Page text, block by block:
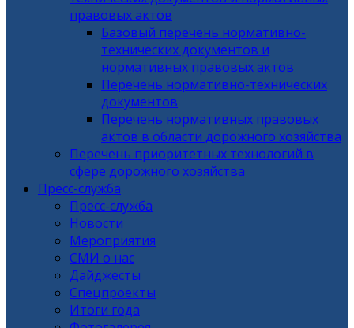
правовых актов
Базовый перечень нормативно-
технических документов и
нормативных правовых актов
Перечень нормативно-технических
документов
Перечень нормативных правовых
актов в области дорожного хозяйства
Перечень приоритетных технологий в
сфере дорожного хозяйства
Пресс-служба
Пресс-служба
Новости
Мероприятия
СМИ о нас
Дайджесты
Спецпроекты
Итоги года